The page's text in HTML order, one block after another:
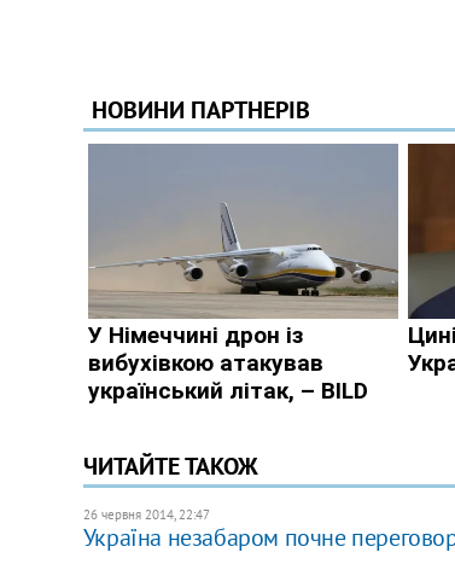
ЧИТАЙТЕ ТАКОЖ
26 червня 2014, 22:47
Україна незабаром почне